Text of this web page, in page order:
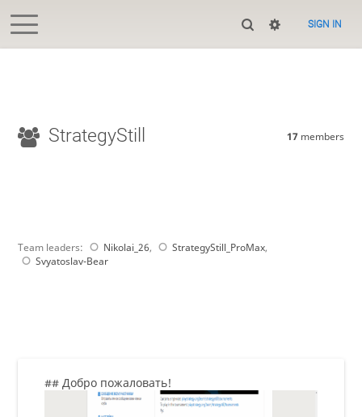
SIGN IN
StrategyStill 17 members
Team leaders: Nikolai_26, StrategyStill_ProMax,
Svyatoslav-Bear
## Добро пожаловать!